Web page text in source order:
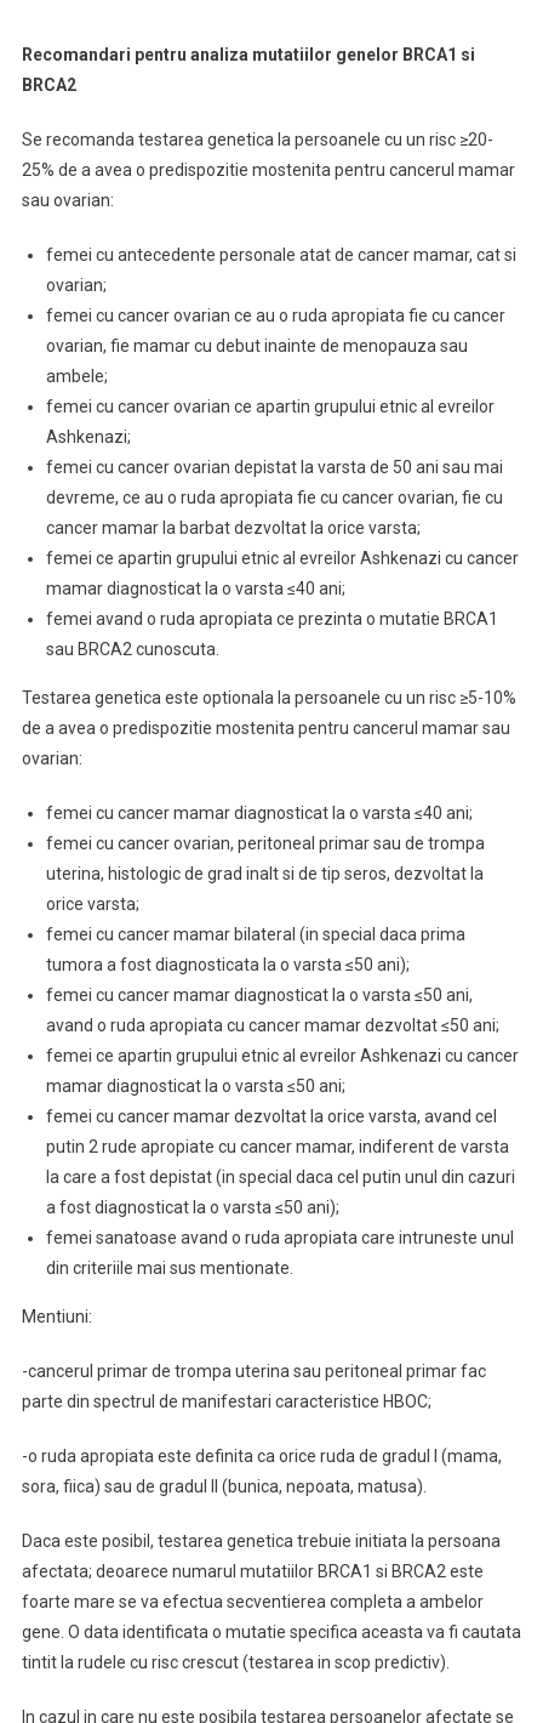
Recomandari pentru analiza mutatiilor genelor BRCA1 si
BRCA2
Se recomanda testarea genetica la persoanele cu un risc ≥20-
25% de a avea o predispozitie mostenita pentru cancerul mamar
sau ovarian:
femei cu antecedente personale atat de cancer mamar, cat si
ovarian;
femei cu cancer ovarian ce au o ruda apropiata fie cu cancer
ovarian, fie mamar cu debut inainte de menopauza sau
ambele;
femei cu cancer ovarian ce apartin grupului etnic al evreilor
Ashkenazi;
femei cu cancer ovarian depistat la varsta de 50 ani sau mai
devreme, ce au o ruda apropiata fie cu cancer ovarian, fie cu
cancer mamar la barbat dezvoltat la orice varsta;
femei ce apartin grupului etnic al evreilor Ashkenazi cu cancer
mamar diagnosticat la o varsta ≤40 ani;
femei avand o ruda apropiata ce prezinta o mutatie BRCA1
sau BRCA2 cunoscuta.
Testarea genetica este optionala la persoanele cu un risc ≥5-10%
de a avea o predispozitie mostenita pentru cancerul mamar sau
ovarian:
femei cu cancer mamar diagnosticat la o varsta ≤40 ani;
femei cu cancer ovarian, peritoneal primar sau de trompa
uterina, histologic de grad inalt si de tip seros, dezvoltat la
orice varsta;
femei cu cancer mamar bilateral (in special daca prima
tumora a fost diagnosticata la o varsta ≤50 ani);
femei cu cancer mamar diagnosticat la o varsta ≤50 ani,
avand o ruda apropiata cu cancer mamar dezvoltat ≤50 ani;
femei ce apartin grupului etnic al evreilor Ashkenazi cu cancer
mamar diagnosticat la o varsta ≤50 ani;
femei cu cancer mamar dezvoltat la orice varsta, avand cel
putin 2 rude apropiate cu cancer mamar, indiferent de varsta
la care a fost depistat (in special daca cel putin unul din cazuri
a fost diagnosticat la o varsta ≤50 ani);
femei sanatoase avand o ruda apropiata care intruneste unul
din criteriile mai sus mentionate.
Mentiuni:
-cancerul primar de trompa uterina sau peritoneal primar fac
parte din spectrul de manifestari caracteristice HBOC;
-o ruda apropiata este definita ca orice ruda de gradul I (mama,
sora, fiica) sau de gradul II (bunica, nepoata, matusa).
Daca este posibil, testarea genetica trebuie initiata la persoana
afectata; deoarece numarul mutatiilor BRCA1 si BRCA2 este
foarte mare se va efectua secventierea completa a ambelor
gene. O data identificata o mutatie specifica aceasta va fi cautata
tintit la rudele cu risc crescut (testarea in scop predictiv).
In cazul in care nu este posibila testarea persoanelor afectate se